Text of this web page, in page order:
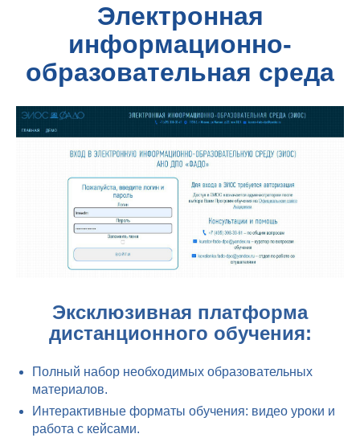
Электронная
информационно-
образовательная среда
Эксклюзивная платформа
дистанционного обучения:
Полный набор необходимых образовательных
материалов.
Интерактивные форматы обучения: видео уроки и
работа с кейсами.